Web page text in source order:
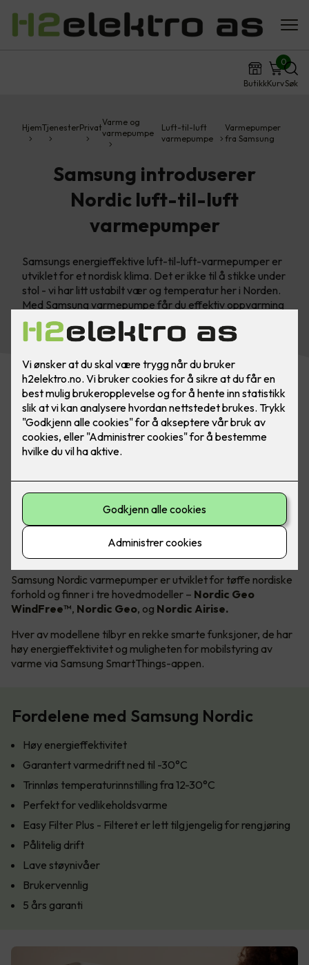
ButikkKurv
0
Søk
HjemTjenesterPrivat
Varme og
varmepumpe
Luft-til-luft
varmepumpe
Varmepumper
fra Samsung
Samsung introduserer
Nordic luft-til-luft
varmepumper
Samsungs energieffektive luft-til-luft-varmepumper er
utviklet for et nordisk klima. Det er ikke til å stikke under
stol - vi har litt ustabilt vær og temperatur her i Norden.
Med Samsung varmepumpe får du effektiv oppvarming
om vinteren og kjøling om sommeren!
Kommer i 3 forskjellige modeller
Samsung Nordic varmepumper er utviklet for tøffe nordiske
forhold og finner i tre hovedmodeller – Nordic Geo
WindFree™, Nordic Geo, og Nordic Airise.
Hver av modellene tilbyr en rekke smarte funksjoner, de har
høy energieffektivitet og muligheten for mobilstyring av
varme via Samsung SmartThings-appen.
Fordelene med Samsung Nordic
Høy energieffektivitet
Garantert varmedrift ned til -30°C
Trinnløs temperaturinnstilling fra 12-30°C
Perfekt for vedlikeholdsvarme
Easy Filter Plus - Filteret er lett tilgjengelig for rengjøring
Pålitelig drift
Lave støynivåer
Brukervennlig
5 års garanti